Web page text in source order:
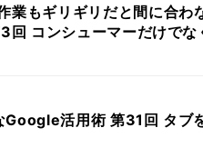
業もギリギリだと間に合
回 コンシューマーだけで
ルと親身の提案、自慢のコ
Google活用術 第31回 タブ